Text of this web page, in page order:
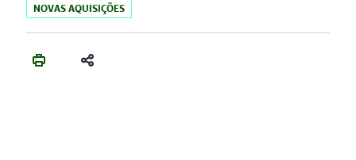
NOVAS AQUISIÇÕES